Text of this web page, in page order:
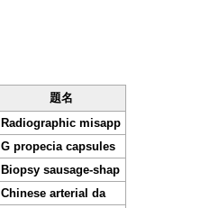
題名
Radiographic misapp
G propecia capsules
Biopsy sausage-shap
Chinese arterial da